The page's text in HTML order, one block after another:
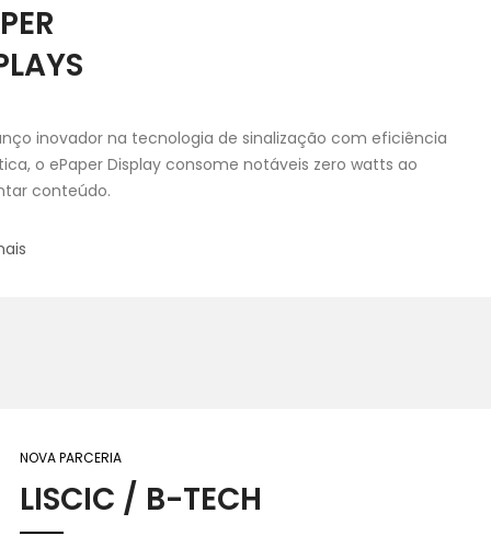
inovador na tecnologia de sinalização com eficiência
o ePaper Display consome notáveis zero watts ao
conteúdo.
NOVA PARCERIA
LISCIC / B-TECH